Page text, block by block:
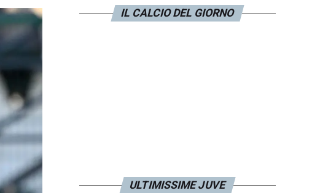
IL CALCIO DEL GIORNO
ULTIMISSIME JUVE